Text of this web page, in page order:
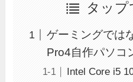
タップ
ゲーミングでは
Pro4自作パソコ
Intel Core i5